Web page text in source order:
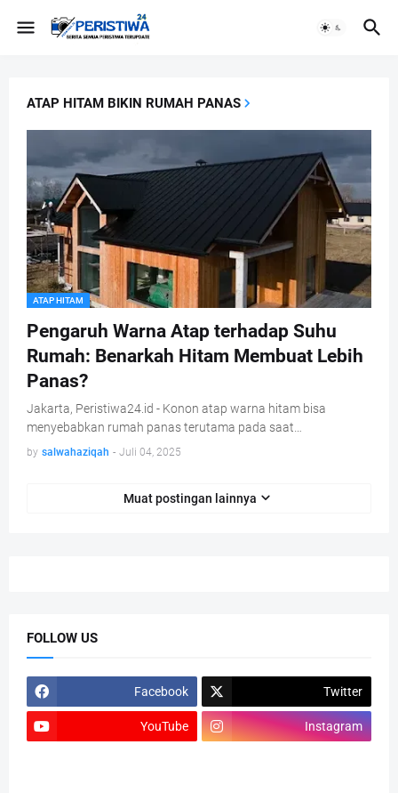
ATAP HITAM BIKIN RUMAH PANAS
ATAP HITAM
Pengaruh Warna Atap terhadap Suhu
Rumah: Benarkah Hitam Membuat Lebih
Panas?
Jakarta, Peristiwa24.id - Konon atap warna hitam bisa
menyebabkan rumah panas terutama pada saat…
by salwahaziqah - Juli 04, 2025
Muat postingan lainnya
FOLLOW US
Facebook Twitter
YouTube Instagram